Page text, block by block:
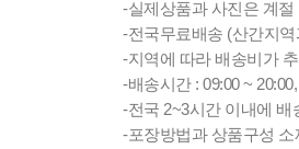
-실제상품과 사진은 계
-전국무료배송 (산간지
-지역에 따라 배송비가
-배송시간 : 09:00 ~
-전국 2~3시간 이내에
-포장방법과 상품구성